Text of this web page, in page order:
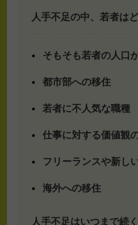
人手不足の中、若者は
そもそも若者の人口
都市部への移住
若者に不人気な職種
仕事に対する価値観
フリーランスや新し
海外への移住
人手不足はいつまで続